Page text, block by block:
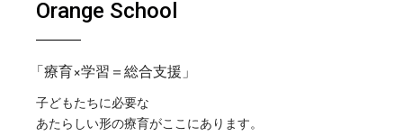
Orange School
「療育×学習＝総合支援」
子どもたちに必要な
あたらしい形の療育がここにあります。